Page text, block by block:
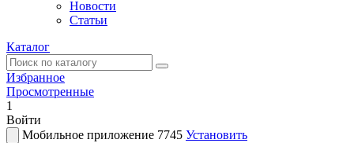
Новости
Статьи
Каталог
Избранное
Просмотренные
1
Войти
Мобильное приложение 7745 Установить